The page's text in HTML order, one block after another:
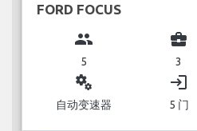
FORD FOCUS
group
5
business_center
3
miscellaneous_services
自动变速器
login
5 门